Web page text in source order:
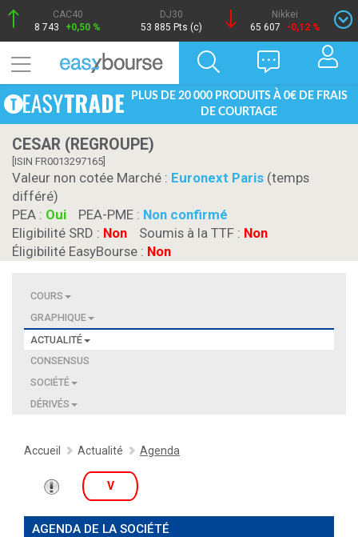
CAC40
8 743
+0,50 %
DJ30
53 885 Pts (c)
Nikkei
65 607
-0,12 %
PLUS DE 20 000 PRODUITS À 0€ DE FRAIS
DE COURTAGE
CESAR (REGROUPE)
[ISIN FR0013297165]
Valeur non cotée Marché : Euronext Paris (temps
différé)
PEA : Oui PEA-PME : Non confirmé
Eligibilité SRD : Non Soumis à la TTF : Non
Éligibilité EasyBourse : Non
COURS
GRAPHIQUE
ACTUALITÉ
CONSENSUS
SOCIÉTÉ
DÉRIVÉS
Accueil Actualité Agenda
V
AGENDA DE LA SOCIÉTÉ